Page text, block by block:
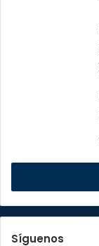
Síguenos